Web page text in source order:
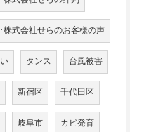
株式会社せらのお客様の声
タンス 台風被害
新宿区 千代田区
岐阜市 カビ発育